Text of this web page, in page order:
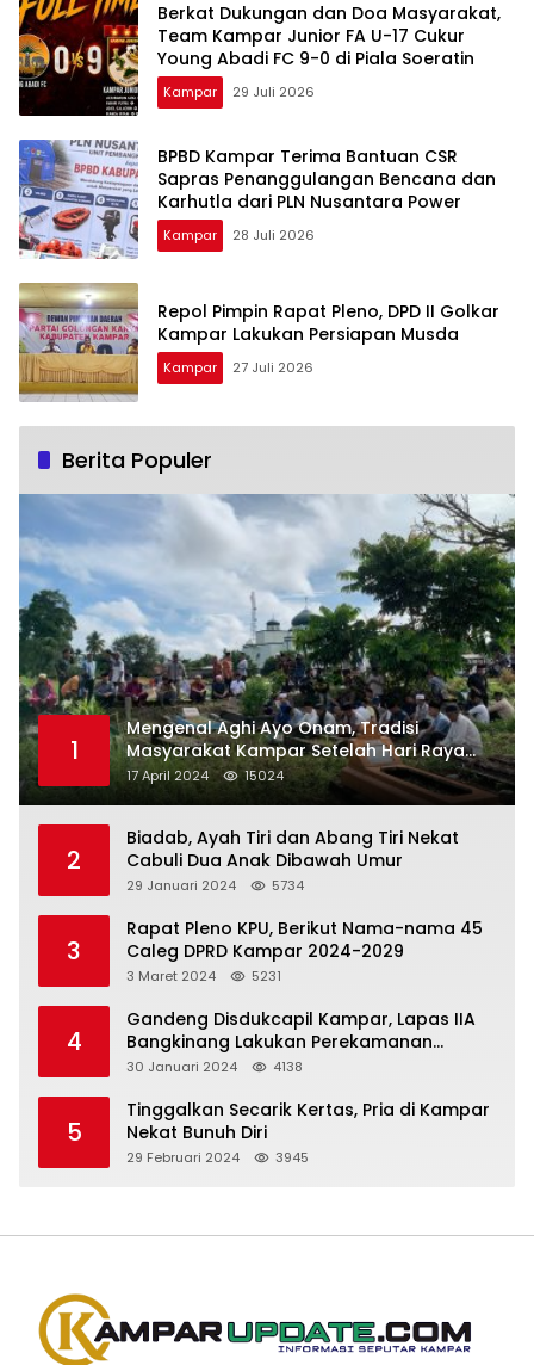
Berkat Dukungan dan Doa Masyarakat,
Team Kampar Junior FA U-17 Cukur
Young Abadi FC 9-0 di Piala Soeratin
Kampar 29 Juli 2026
BPBD Kampar Terima Bantuan CSR
Sapras Penanggulangan Bencana dan
Karhutla dari PLN Nusantara Power
Kampar 28 Juli 2026
Repol Pimpin Rapat Pleno, DPD II Golkar
Kampar Lakukan Persiapan Musda
Kampar 27 Juli 2026
Berita Populer
1
Mengenal Aghi Ayo Onam, Tradisi
Masyarakat Kampar Setelah Hari Raya
Idul Fitri
17 April 2024 15024
2
Biadab, Ayah Tiri dan Abang Tiri Nekat
Cabuli Dua Anak Dibawah Umur
29 Januari 2024 5734
3
Rapat Pleno KPU, Berikut Nama-nama 45
3 Maret 2024 5231
4
Gandeng Disdukcapil Kampar, Lapas IIA
Bangkinang Lakukan Perekamanan
Kependudukan WBP
30 Januari 2024 4138
5
Tinggalkan Secarik Kertas, Pria di Kampar
Nekat Bunuh Diri
29 Februari 2024 3945